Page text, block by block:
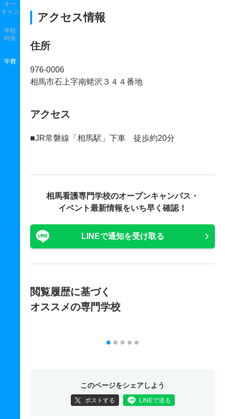
オー
キャン
学校
特長
学費
アクセス情報
住所
976-0006
相馬市石上字南蛯沢３４４番地
アクセス
■JR常磐線「相馬駅」下車 徒歩約20分
相馬看護専門学校のオープンキャンパス・
イベント最新情報をいち早く確認！
LINEで通知を受け取る
閲覧履歴に基づく
オススメの専門学校
このページをシェアしよう
ポストする LINEで送る